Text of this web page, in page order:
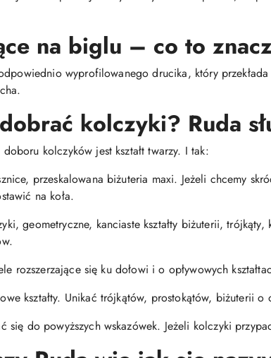
na biglu – co to
wyprofilowanego drucika, który
kolczyki? Ruda
kolczyków jest kształt twarzy. I tak:
przeskalowana biżuteria maxi. Jeżeli chcemy
na koła.
geometryczne, kanciaste kształty biżuterii,
rozszerzające się ku dołowi i o opływowych
kształty. Unikać trójkątów, prostokątów, biżuterii o
się do powyższych wskazówek. Jeżeli kolczyki